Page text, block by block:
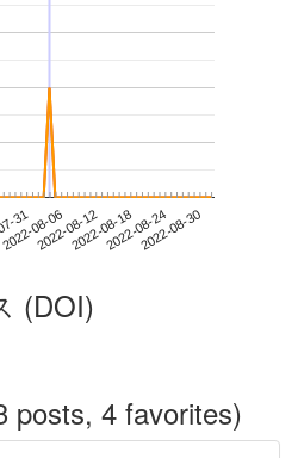
31
2022-08-062022-08-122022-08-182022-08-242022-08-30
(DOI)
posts, 4 favorites)